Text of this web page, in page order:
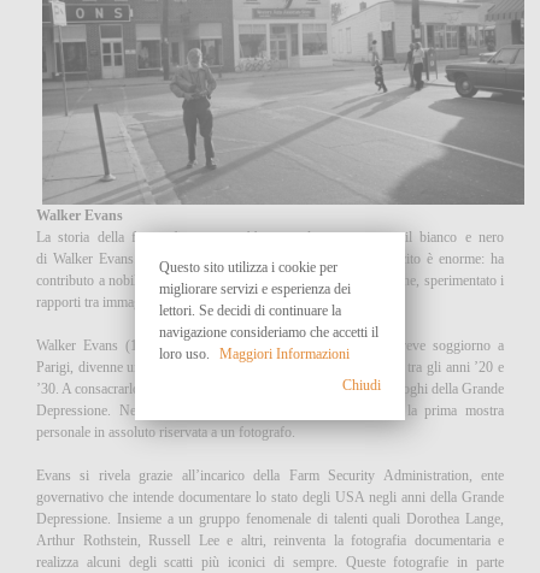
Walker Evans
La storia della fotografia non sarebbe stata la stessa senza il bianco e nero
di Walker Evans. E forse nemmeno il XX secolo. Il suo lascito è enorme: ha
contributo a nobilitare il genere della fotografia di documentazione, sperimentato i
rapporti tra immagine e scrittura, influenzato la Pop Art.
Walker Evans (1903-1975), dopo studi in letteratura e un breve soggiorno a
Parigi, divenne un protagonista della vita culturale newyorchese tra gli anni ’20 e
’30. A consacrarlo furono una serie di lavori dedicati a genti e luoghi della Grande
Depressione. Nel 1938 il MoMa di New York gli dedicò la prima mostra
personale in assoluto riservata a un fotografo.
Evans si rivela grazie all’incarico della Farm Security Administration, ente
governativo che intende documentare lo stato degli USA negli anni della Grande
Depressione. Insieme a un gruppo fenomenale di talenti quali Dorothea Lange,
Arthur Rothstein, Russell Lee e altri, reinventa la fotografia documentaria e
realizza alcuni degli scatti più iconici di sempre. Queste fotografie in parte
Questo sito utilizza i cookie per
migliorare servizi e esperienza dei
lettori. Se decidi di continuare la
navigazione consideriamo che accetti il
loro uso.
Maggiori Informazioni
Chiudi